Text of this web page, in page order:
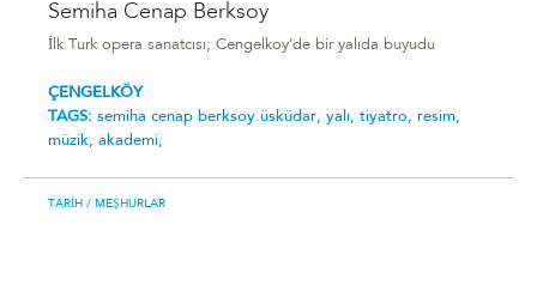
Semiha Cenap Berksoy
İlk Turk opera sanatcısı; Cengelkoy’de bir yalıda buyudu
ÇENGELKÖY
TAGS: semiha cenap berksoy.üsküdar, yalı, tiyatro, resim,
müzik, akademi,
TARIH / MEŞHURLAR